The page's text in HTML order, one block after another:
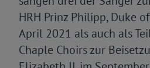
HRH Prinz Philipp, Duke
April 2021 als auch als
Chaple Choirs zur